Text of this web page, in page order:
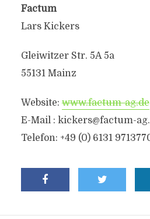
Factum
Lars Kickers
Gleiwitzer Str. 5A 5a
55131 Mainz
Website:www.factum-ag.de
E-Mail : kickers@factum-
Telefon: +49 (0) 6131